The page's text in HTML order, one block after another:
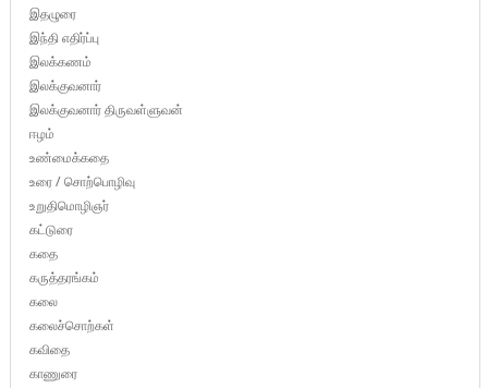
இதழுரை
இந்தி எதிர்ப்பு
இலக்கணம்
இலக்குவனார்
இலக்குவனார் திருவள்ளுவன்
ஈழம்
உண்மைக்கதை
உரை / சொற்பொழிவு
உறுதிமொழிஞர்
கட்டுரை
கதை
கருத்தரங்கம்
கலை
கலைச்சொற்கள்
கவிதை
காணுரை